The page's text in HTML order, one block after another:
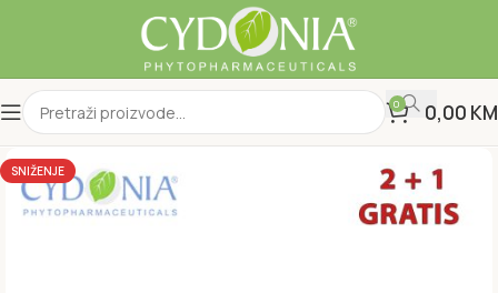
0 0,00 KM
SNIŽENJE